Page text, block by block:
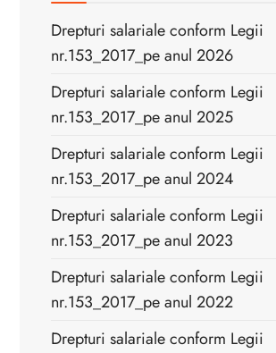
Drepturi salariale conform Legii
nr.153_2017_pe anul 2026
Drepturi salariale conform Legii
nr.153_2017_pe anul 2025
Drepturi salariale conform Legii
nr.153_2017_pe anul 2024
Drepturi salariale conform Legii
nr.153_2017_pe anul 2023
Drepturi salariale conform Legii
nr.153_2017_pe anul 2022
Drepturi salariale conform Legii